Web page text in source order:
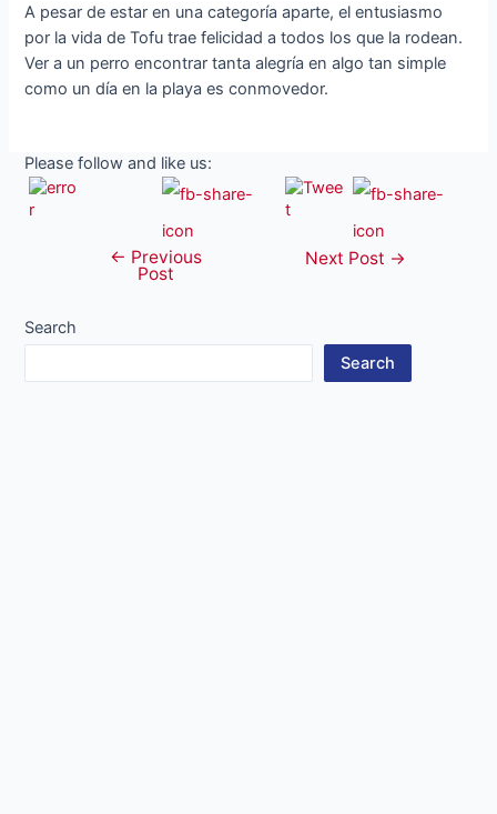
A pesar de estar en una categoría aparte, el entusiasmo
por la vida de Tofu trae felicidad a todos los que la rodean.
Ver a un perro encontrar tanta alegría en algo tan simple
como un día en la playa es conmovedor.
Please follow and like us:
navigation
← Previous
Post
Next Post →
Search
Search